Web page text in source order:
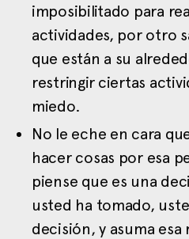
imposibilitado para
actividades, por otro
que están a su
restringir ciertas
miedo.
No le eche en cara
hacer cosas por esa
piense que es una
usted ha tomado,
decisión, y asuma